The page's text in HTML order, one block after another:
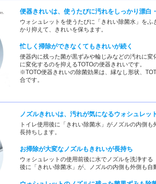
便器きれいは、使うたびに汚れをしっかり漂白
ウォシュレットを使うたびに「きれい除菌水」を
かり抑えて、きれいを保ちます。
忙しく掃除ができなくてもきれいが続く
便器内に残った菌が黒ずみや輪じみなどの汚れに
に変化するのを抑えるTOTOの便器きれいです。
※TOTO便器きれいの除菌効果は、縁なし形状、
合です。
ノズルきれいは、汚れが気になるウォシュレッ
トイレ使用後に「きれい除菌水」がノズルの内側
長持ちします。
お掃除が大変なノズルもきれいが長持ち
ウォシュレットの使用前後に水でノズルを洗浄す
後に「きれい除菌水」が、ノズルの内側も外側も自